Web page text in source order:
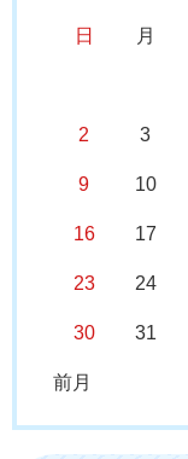
日 月
2 3
9 10
16 17
23 24
30 31
前月